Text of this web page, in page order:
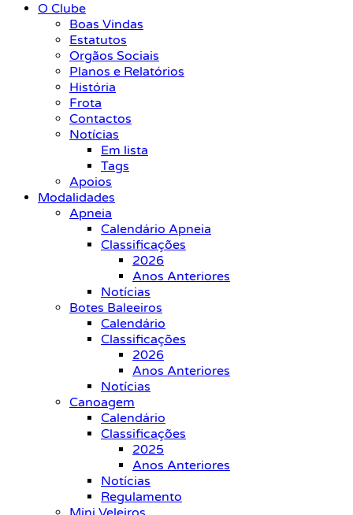
O Clube
Boas Vindas
Estatutos
Orgãos Sociais
Planos e Relatórios
História
Frota
Contactos
Notícias
Em lista
Tags
Apoios
Modalidades
Apneia
Calendário Apneia
Classificações
2026
Anos Anteriores
Notícias
Botes Baleeiros
Calendário
Classificações
2026
Anos Anteriores
Notícias
Canoagem
Calendário
Classificações
2025
Anos Anteriores
Notícias
Regulamento